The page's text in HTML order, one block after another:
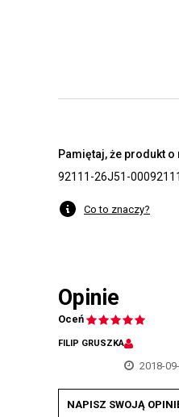
Pamiętaj, że produkt
92111-26J51-000
Co to znaczy?
Opinie
Oceń
FILIP GRUSZKA
2018-
NAPISZ SWOJĄ